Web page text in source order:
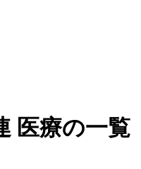
医療の一覧